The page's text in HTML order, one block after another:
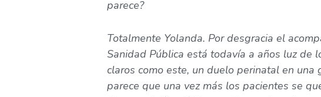
parece?
Totalmente Yolanda. Por desgracia el
Sanidad Pública está todavía a años luz de
claros como este, un duelo perinatal en una
parece que una vez más los pacientes se